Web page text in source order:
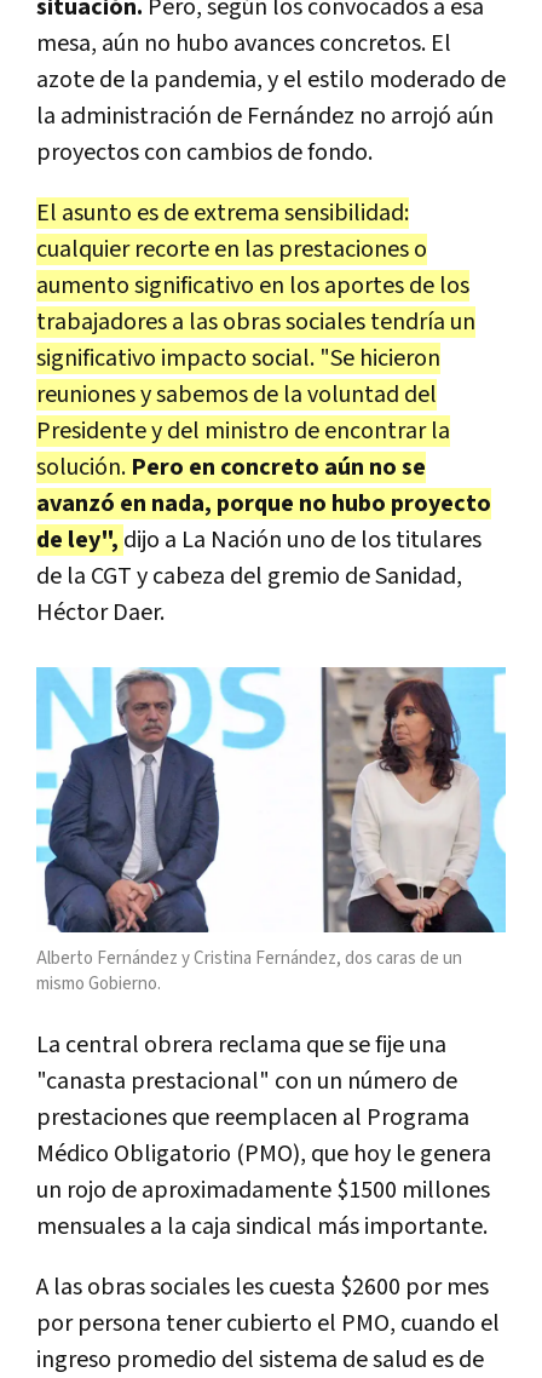
situación. Pero, según los convocados a esa
mesa, aún no hubo avances concretos. El
azote de la pandemia, y el estilo moderado de
la administración de Fernández no arrojó aún
proyectos con cambios de fondo.
El asunto es de extrema sensibilidad:
cualquier recorte en las prestaciones o
aumento significativo en los aportes de los
trabajadores a las obras sociales tendría un
significativo impacto social. "Se hicieron
reuniones y sabemos de la voluntad del
Presidente y del ministro de encontrar la
solución. Pero en concreto aún no se
avanzó en nada, porque no hubo proyecto
de ley", dijo a La Nación uno de los titulares
de la CGT y cabeza del gremio de Sanidad,
Héctor Daer.
Alberto Fernández y Cristina Fernández, dos caras de un
mismo Gobierno.
La central obrera reclama que se fije una
"canasta prestacional" con un número de
prestaciones que reemplacen al Programa
Médico Obligatorio (PMO), que hoy le genera
un rojo de aproximadamente $1500 millones
mensuales a la caja sindical más importante.
A las obras sociales les cuesta $2600 por mes
por persona tener cubierto el PMO, cuando el
ingreso promedio del sistema de salud es de